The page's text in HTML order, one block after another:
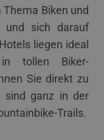
Biken und
und sich darauf
liegen ideal
tollen Biker-
Sie direkt zu
sind ganz in der
Trails.